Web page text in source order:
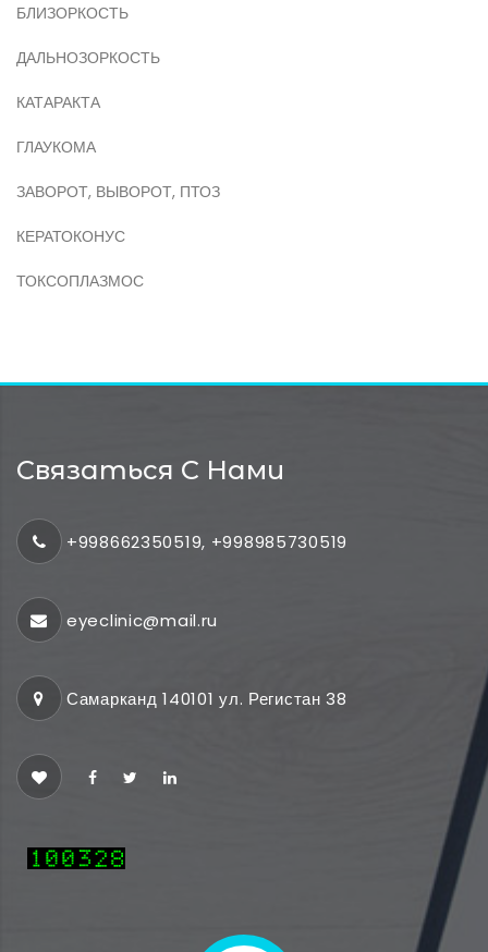
БЛИЗОРКОСТЬ
ДАЛЬНОЗОРКОСТЬ
КАТАРАКТА
ГЛАУКОМА
ЗАВОРОТ, ВЫВОРОТ, ПТОЗ
КЕРАТОКОНУС
ТОКСОПЛАЗМОС
Связаться С Нами
+998662350519, +998985730519
eyeclinic@mail.ru
Самарканд 140101 ул. Регистан 38